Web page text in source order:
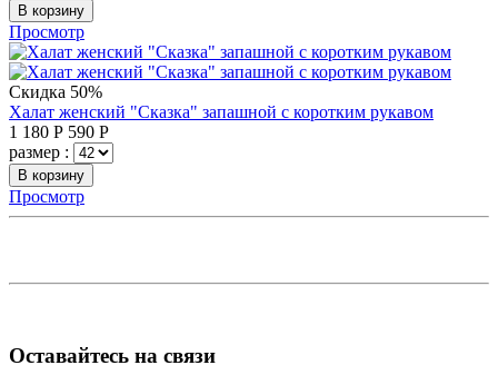
В корзину
Просмотр
Скидка 50%
Халат женский "Сказка" запашной с коротким рукавом
1 180 Р 590 Р
размер :
В корзину
Просмотр
Оставайтесь на связи